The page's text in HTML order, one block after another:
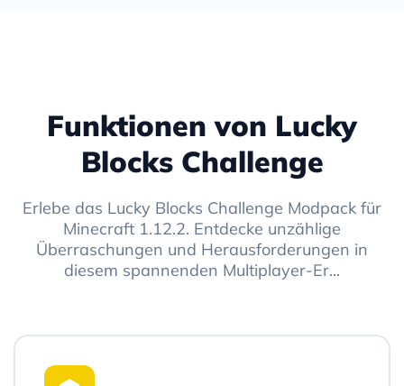
Funktionen von Lucky
Blocks Challenge
Erlebe das Lucky Blocks Challenge Modpack für
Minecraft 1.12.2. Entdecke unzählige
Überraschungen und Herausforderungen in
diesem spannenden Multiplayer-Er...